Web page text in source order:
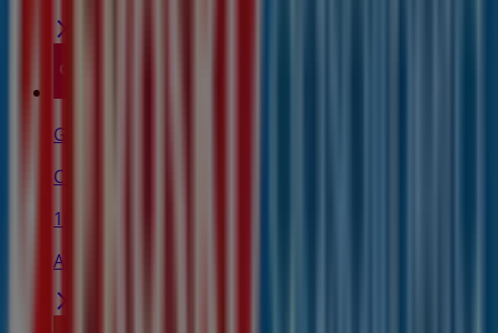
GAES
C Areizaga 4, Urretxu
108 m
Abierto